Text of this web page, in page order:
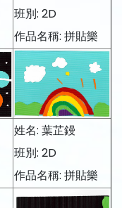
班別: 2D
作品名稱: 拼貼樂
姓名: 葉芷鏝
班別: 2D
作品名稱: 拼貼樂